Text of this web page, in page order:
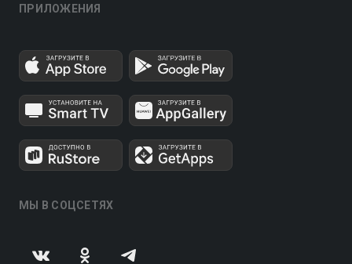
ПРИЛОЖЕНИЯ
МЫ В СОЦСЕТЯХ